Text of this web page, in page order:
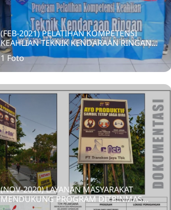
(FEB-2021) PELATIHAN KOMPETENSI
KEAHLIAN TEKNIK KENDARAAN RINGAN
(PRAKTIK)
1 Foto
(NOV-2020) LAYANAN MASYARAKAT
MENDUKUNG PROGRAM DITBINMAS